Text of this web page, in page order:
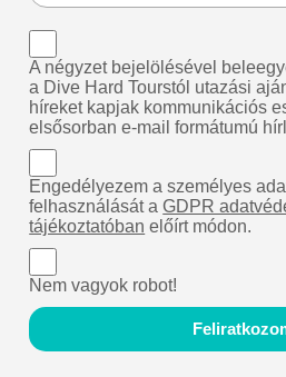
A négyzet bejelölésével
a Dive Hard Tourstól utazási
híreket kapjak kommunikációs
elsősorban e-mail formátumú
Engedélyezem a személyes
felhasználását aGDPR
tájékoztatóban előírt módon.
Nem vagyok robot!